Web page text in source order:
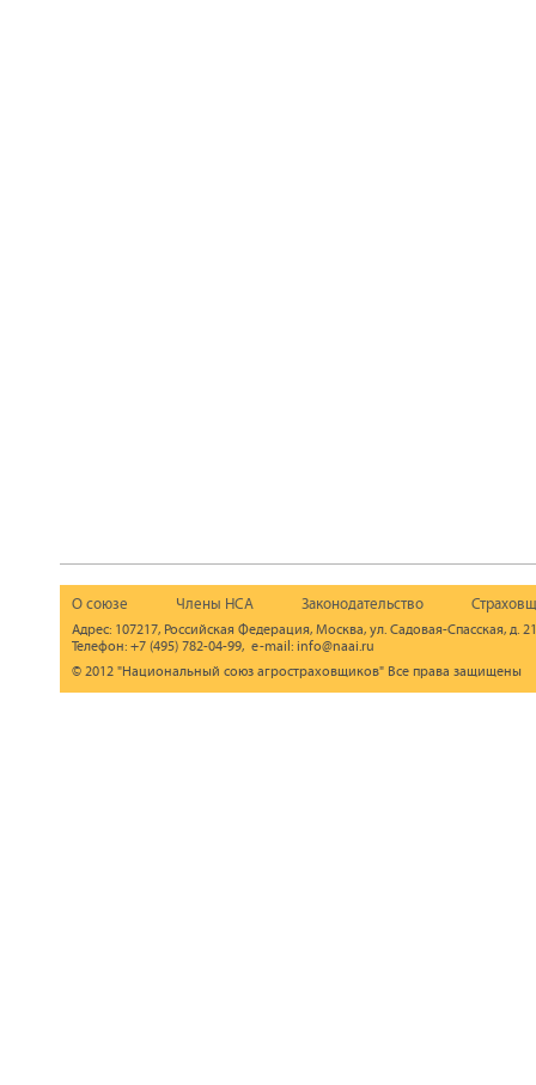
О союзе Члены НСА Законодательство
Адрес: 107217, Российская Федерация, Москва, ул. Садовая-Спасская, д.
Телефон: +7 (495) 782-04-99, e-mail: info@naai.ru
© 2012 "Национальный союз агростраховщиков" Все права защищены